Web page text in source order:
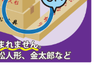
(木)
日(金)